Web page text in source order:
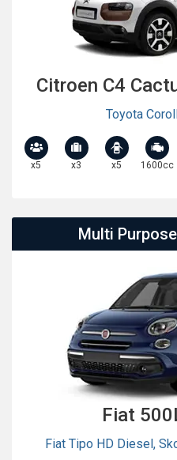
Citroen C4
Toyota
x5 x3 x5 1600cc
Multi
Fiat
Fiat Tipo HD Diesel,